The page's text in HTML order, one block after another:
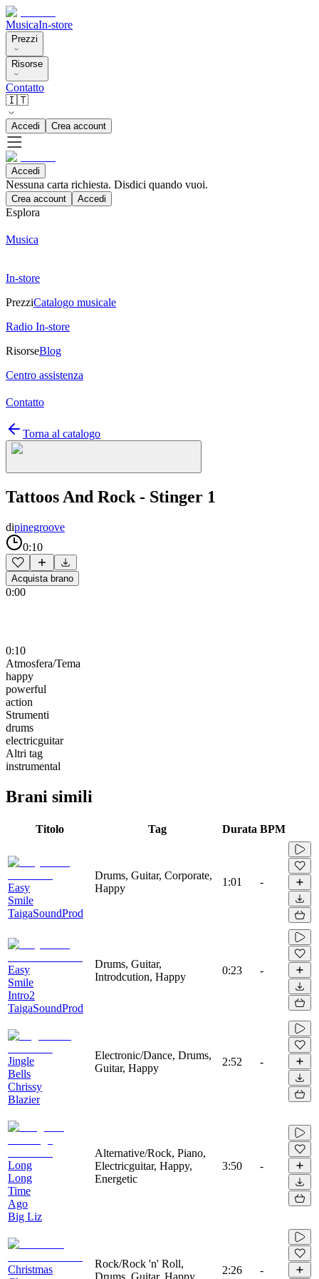
MusicaIn-store
Prezzi
Risorse
Contatto
🇮🇹
Accedi Crea account
Accedi
Nessuna carta richiesta. Disdici quando vuoi.
Crea account Accedi
Esplora
Musica
In-store
PrezziCatalogo musicale
Radio In-store
RisorseBlog
Centro assistenza
Contatto
Torna al catalogo
Tattoos And Rock - Stinger 1
dipinegroove
0:10
Acquista brano
0:00
0:10
Atmosfera/Tema
happy
powerful
action
Strumenti
drums
electricguitar
Altri tag
instrumental
Brani simili
Titolo Tag Durata BPM
Easy
Smile
TaigaSoundProd
Drums, Guitar, Corporate,
Happy
1:01 -
Easy
Smile
Intro2
TaigaSoundProd
Drums, Guitar,
Introdcution, Happy
0:23 -
Jingle
Bells
Chrissy
Blazier
Electronic/Dance, Drums,
Guitar, Happy
2:52 -
Long
Long
Time
Ago
Big Liz
Alternative/Rock, Piano,
Electricguitar, Happy,
Energetic
3:50 -
Christmas
Rock/Rock 'n' Roll,
Drums, Guitar, Happy
2:26 -